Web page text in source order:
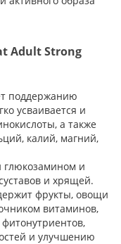
Adult Strong
поддержанию
усваивается и
а также
калий, магний,
глюкозамином и
и хрящей.
фрукты, овощи
витаминов,
и улучшению